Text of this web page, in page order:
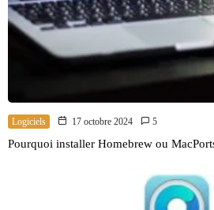
Logiciels 17 octobre 2024 5
Pourquoi installer Homebrew ou